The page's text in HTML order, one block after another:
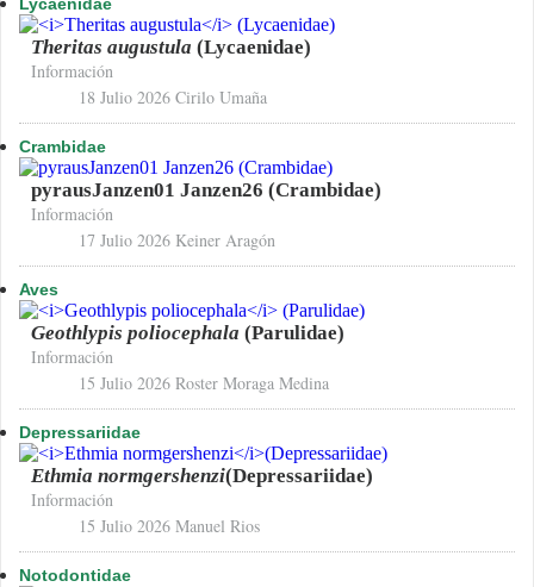
Lycaenidae
Theritas augustula (Lycaenidae)
Información
18 Julio 2026 Cirilo Umaña
Crambidae
pyrausJanzen01 Janzen26 (Crambidae)
Información
17 Julio 2026 Keiner Aragón
Aves
Geothlypis poliocephala (Parulidae)
Información
15 Julio 2026 Roster Moraga Medina
Depressariidae
Ethmia normgershenzi(Depressariidae)
Información
15 Julio 2026 Manuel Rios
Notodontidae